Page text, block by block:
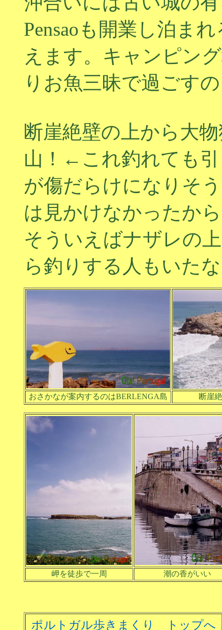
Pensaoも開業し泊ま
えます。キャンピン
りお魚三昧で過ごす
断崖絶壁の上から大
山！←これ釣れても
が傷だらけになりそ
は見かけなかったか
そういえばナザレの
ら釣りする人もいた
おさかなが案内するのはBERLENGA島 断崖
岬を徒歩で一周 潮の香がいい
ポルトガル歩きまくり トップへ